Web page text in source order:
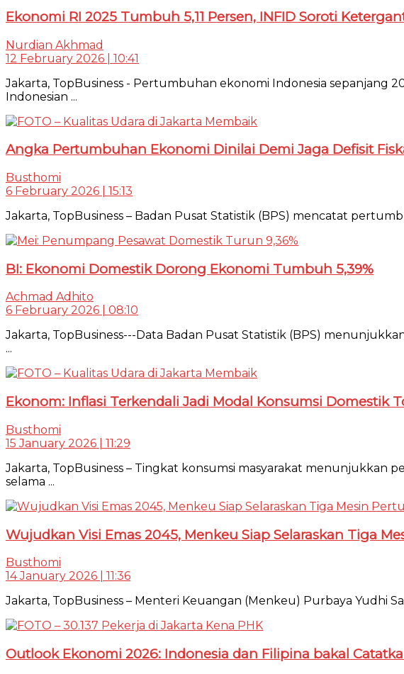
Ekonomi RI 2025 Tumbuh 5,11 Persen, INFID Soroti
Nurdian Akhmad
12 February 2026 | 10:41
Jakarta, TopBusiness - Pertumbuhan ekonomi Indonesia sepanjang
Indonesian ...
Angka Pertumbuhan Ekonomi Dinilai Demi Jaga Defisit
Busthomi
6 February 2026 | 15:13
Jakarta, TopBusiness – Badan Pusat Statistik (BPS) mencatat
BI: Ekonomi Domestik Dorong Ekonomi Tumbuh 5,39%
Achmad Adhito
6 February 2026 | 08:10
Jakarta, TopBusiness---Data Badan Pusat Statistik (BPS)
...
Ekonom: Inflasi Terkendali Jadi Modal Konsumsi Domestik
Busthomi
15 January 2026 | 11:29
Jakarta, TopBusiness – Tingkat konsumsi masyarakat menunjukkan
selama ...
Wujudkan Visi Emas 2045, Menkeu Siap Selaraskan Tiga
Busthomi
14 January 2026 | 11:36
Jakarta, TopBusiness – Menteri Keuangan (Menkeu) Purbaya Yudhi
Outlook Ekonomi 2026: Indonesia dan Filipina bakal